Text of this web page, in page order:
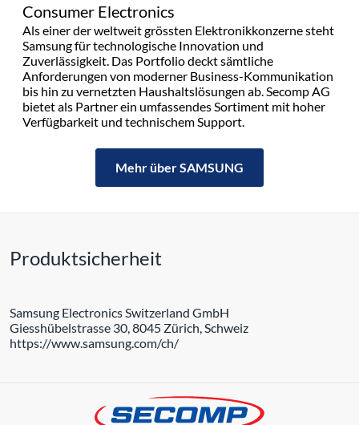
Consumer Electronics
Als einer der weltweit grössten Elektronikkonzerne steht
Samsung für technologische Innovation und
Zuverlässigkeit. Das Portfolio deckt sämtliche
Anforderungen von moderner Business-Kommunikation
bis hin zu vernetzten Haushaltslösungen ab. Secomp AG
bietet als Partner ein umfassendes Sortiment mit hoher
Verfügbarkeit und technischem Support.
Mehr über SAMSUNG
Produktsicherheit
Samsung Electronics Switzerland GmbH
Giesshübelstrasse 30, 8045 Zürich, Schweiz
https://www.samsung.com/ch/